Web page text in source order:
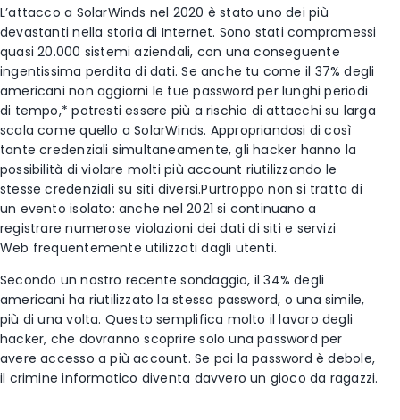
L’attacco a SolarWinds nel 2020 è stato uno dei più
devastanti nella storia di Internet. Sono stati compromessi
quasi 20.000 sistemi aziendali, con una conseguente
ingentissima perdita di dati. Se anche tu come il 37% degli
americani non aggiorni le tue password per lunghi periodi
di tempo,* potresti essere più a rischio di attacchi su larga
scala come quello a SolarWinds. Appropriandosi di così
tante credenziali simultaneamente, gli hacker hanno la
possibilità di violare molti più account riutilizzando le
stesse credenziali su siti diversi.Purtroppo non si tratta di
un evento isolato: anche nel 2021 si continuano a
registrare numerose violazioni dei dati di siti e servizi
Web frequentemente utilizzati dagli utenti.
Secondo un nostro recente sondaggio, il 34% degli
americani ha riutilizzato la stessa password, o una simile,
più di una volta. Questo semplifica molto il lavoro degli
hacker, che dovranno scoprire solo una password per
avere accesso a più account. Se poi la password è debole,
il crimine informatico diventa davvero un gioco da ragazzi.